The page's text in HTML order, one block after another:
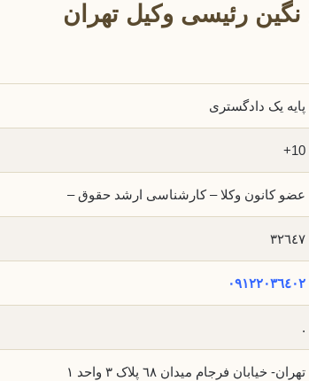
رئیسی وکیل تهران
پایه یک دادگستری
10+
عضو کانون وکلا – کارشناسی ارشد حقوق –
٣٢٦٤٧
٠٩١٢٢٠٣٦٤٠٢
.
تهران- خیابان فرجام میدان ٦٨ پلاک ٣ واحد ١